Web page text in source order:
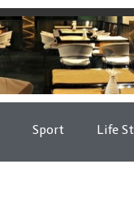
Sport Life